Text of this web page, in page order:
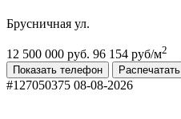
Брусничная ул.
12 500 000 руб. 96 154 руб/м2
Показать телефон
Распечатать
#127050375 08-08-2026